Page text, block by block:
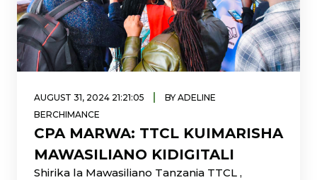
AUGUST 31, 2024 21:21:05 |
BY ADELINE
BERCHIMANCE
CPA MARWA: TTCL KUIMARISHA
MAWASILIANO KIDIGITALI
Shirika la Mawasiliano Tanzania TTCL ,